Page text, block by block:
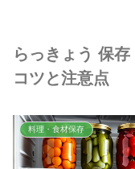
らっきょう 保
コツと注意点
料理・食材保存